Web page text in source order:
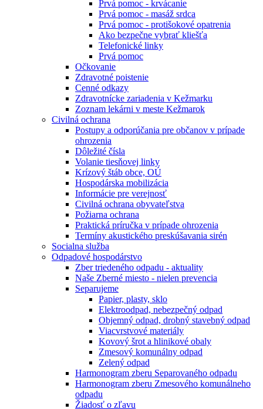
Prvá pomoc - krvácanie
Prvá pomoc - masáž srdca
Prvá pomoc - protišokové opatrenia
Ako bezpečne vybrať kliešťa
Telefonické linky
Prvá pomoc
Očkovanie
Zdravotné poistenie
Cenné odkazy
Zdravotnícke zariadenia v Kežmarku
Zoznam lekárni v meste Kežmarok
Civilná ochrana
Postupy a odporúčania pre občanov v prípade
ohrozenia
Dôležité čísla
Volanie tiesňovej linky
Krízový štáb obce, OÚ
Hospodárska mobilizácia
Informácie pre verejnosť
Civilná ochrana obyvateľstva
Požiarna ochrana
Praktická príručka v prípade ohrozenia
Termíny akustického preskúšavania sirén
Socialna služba
Odpadové hospodárstvo
Zber triedeného odpadu - aktuality
Naše Zberné miesto - nielen prevencia
Separujeme
Papier, plasty, sklo
Elektroodpad, nebezpečný odpad
Objemný odpad, drobný stavebný odpad
Viacvrstvové materiály
Kovový šrot a hlinikové obaly
Zmesový komunálny odpad
Zelený odpad
Harmonogram zberu Separovaného odpadu
Harmonogram zberu Zmesového komunálneho
odpadu
Žiadosť o zľavu